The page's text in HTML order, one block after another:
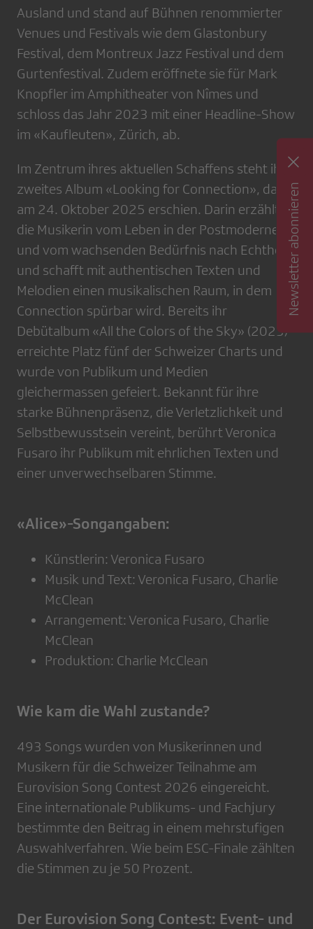
Ausland und stand auf Bühnen renommierter
Venues und Festivals wie dem Glastonbury
Festival, dem Montreux Jazz Festival und dem
Gurtenfestival. Zudem eröffnete sie für Mark
Knopfler im Amphitheater von Nîmes und
schloss das Jahr 2023 mit einer Headline-Show
im «Kaufleuten», Zürich, ab.
Im Zentrum ihres aktuellen Schaffens steht ihr
zweites Album «Looking for Connection», das
am 24. Oktober 2025 erschien. Darin erzählt
die Musikerin vom Leben in der Postmoderne
und vom wachsenden Bedürfnis nach Echtheit
und schafft mit authentischen Texten und
Melodien einen musikalischen Raum, in dem
Connection spürbar wird. Bereits ihr
Debütalbum «All the Colors of the Sky» (2023)
erreichte Platz fünf der Schweizer Charts und
wurde von Publikum und Medien
gleichermassen gefeiert. Bekannt für ihre
starke Bühnenpräsenz, die Verletzlichkeit und
Selbstbewusstsein vereint, berührt Veronica
Fusaro ihr Publikum mit ehrlichen Texten und
einer unverwechselbaren Stimme.
«Alice»-Songangaben:
Künstlerin: Veronica Fusaro
Musik und Text: Veronica Fusaro, Charlie
McClean
Arrangement: Veronica Fusaro, Charlie
McClean
Produktion: Charlie McClean
Wie kam die Wahl zustande?
493 Songs wurden von Musikerinnen und
Musikern für die Schweizer Teilnahme am
Eurovision Song Contest 2026 eingereicht.
Eine internationale Publikums- und Fachjury
bestimmte den Beitrag in einem mehrstufigen
Auswahlverfahren. Wie beim ESC-Finale zählten
die Stimmen zu je 50 Prozent.
Der Eurovision Song Contest: Event- und
Newsletter abonnieren